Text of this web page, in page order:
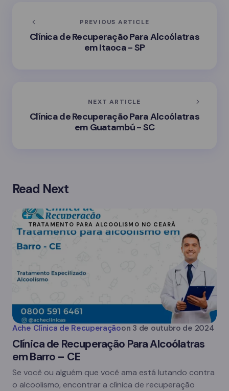
PREVIOUS ARTICLE
Clínica de Recuperação Para Alcoólatras
em Itaoca - SP
NEXT ARTICLE
Clínica de Recuperação Para Alcoólatras
em Guatambú - SC
Read Next
TRATAMENTO PARA ALCOOLISMO NO CEARÁ
Ache Clínica de Recuperaçãoon 3 de outubro de 2024
Clínica de Recuperação Para Alcoólatras
em Barro – CE
Se você ou alguém que você ama está lutando contra
o alcoolismo, encontrar a clínica de recuperação